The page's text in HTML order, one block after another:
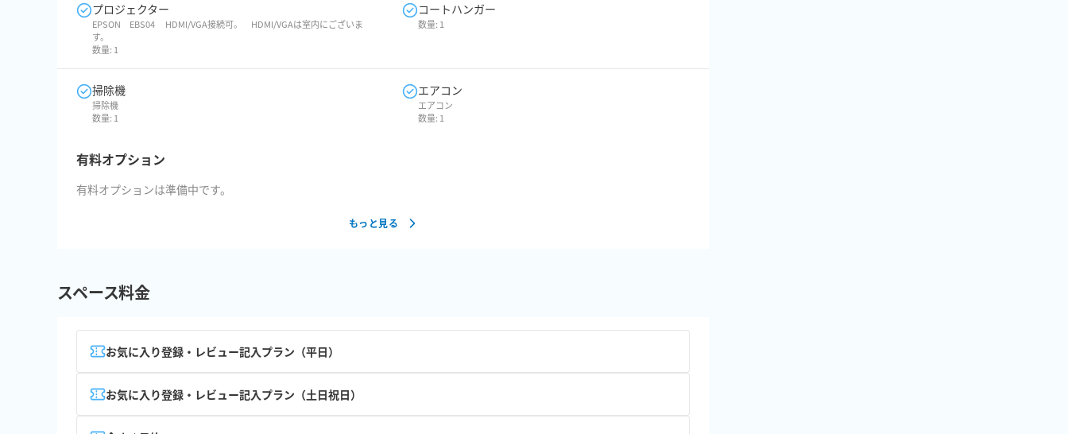
プロジェクター
EPSON EBS04 HDMI/VGA接続可。 HDMI/VGAは室内にございま
す。
数量: 1
コートハンガー
数量: 1
掃除機
掃除機
数量: 1
エアコン
エアコン
数量: 1
有料オプション
有料オプションは準備中です。
もっと見る
スペース料金
お気に入り登録・レビュー記入プラン（平日）
お気に入り登録・レビュー記入プラン（土日祝日）